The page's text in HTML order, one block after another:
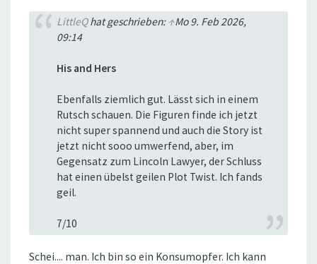
LittleQhat geschrieben: ↑Mo 9. Feb 2026,
09:14
His and Hers
Ebenfalls ziemlich gut. Lässt sich in einem
Rutsch schauen. Die Figuren finde ich jetzt
nicht super spannend und auch die Story ist
jetzt nicht sooo umwerfend, aber, im
Gegensatz zum Lincoln Lawyer, der Schluss
hat einen übelst geilen Plot Twist. Ich fands
geil.
7/10
Schei.... man. Ich bin so ein Konsumopfer. Ich kann